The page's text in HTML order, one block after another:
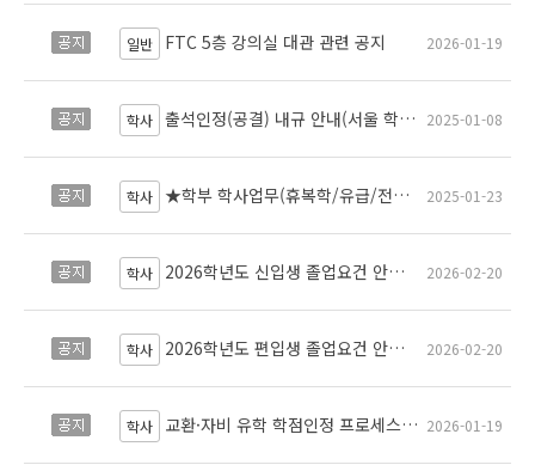
공지 일반 FTC 5층 강의실 대관 관련 공지 2026-01-19
공지 학사 출석인정(공결) 내규 안내(서울 학부) Guidelines for Excused Absence (Undergraduate, Seoul Campus) 2025-01-08
공지 학사 ★학부 학사업무(휴복학/유급/전과/다중부복수마이크로전공/재입학/자퇴/제적/조기졸업/졸업사정) 담당부서 안내★ Notice on Changes to the Responsible Office for Undergraduate Academic Affairs 2025-01-23
공지 학사 2026학년도 신입생 졸업요건 안내 Graduation Requirements for First Year Students in Academic Year 2026 2026-02-20
공지 학사 2026학년도 편입생 졸업요건 안내 (선수강 과목 면제 신청 방법 포함) Graduation Requirements for Transfer Students in Academic Year 2026 2026-02-20
공지 학사 교환·자비 유학 학점인정 프로세스 안내 (2025.01.15~) 2026-01-19